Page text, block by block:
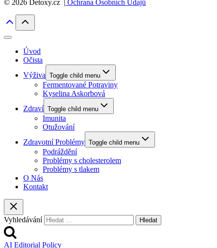
© 2026 Detoxy.cz | Ochrana Osobních Údajů
Úvod
Očista
Výživa Toggle child menu
Fermentované Potraviny
Kyselina Askorbová
Zdraví Toggle child menu
Imunita
Otužování
Zdravotní Problémy Toggle child menu
Podráždění
Problémy s cholesterolem
Problémy s tlakem
O Nás
Kontakt
Vyhledávání
AI Editorial Policy